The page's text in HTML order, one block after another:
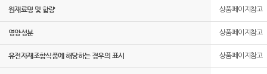
원재료명 및 함량 상품페이지참고
영양성분 상품페이지참고
유전자재조합식품에 해당하는 경우의 표시 상품페이지참고